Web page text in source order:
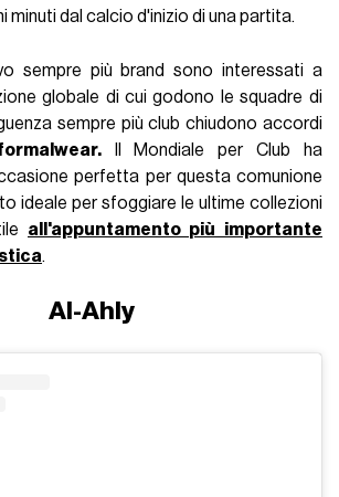
minuti dal calcio d'inizio di una partita.
sempre più brand sono interessati a
globale di cui godono le squadre di
sempre più club chiudono accordi
Il Mondiale per Club ha
perfetta per questa comunione
ideale per sfoggiare le ultime collezioni
all'appuntamento più importante
.
Al-Ahly